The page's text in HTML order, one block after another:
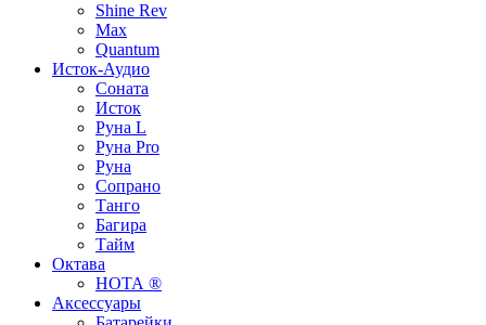
Shine Rev
Max
Quantum
Исток-Аудио
Соната
Исток
Руна L
Руна Pro
Руна
Сопрано
Танго
Багира
Тайм
Октава
НОТА ®
Аксессуары